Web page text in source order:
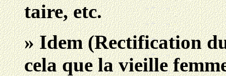
taire, etc.
» Idem (Rectification
cela que la vieille